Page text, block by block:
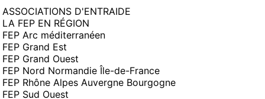
ASSOCIATIONS D'ENTRAIDE
LA FEP EN RÉGION
FEP Arc méditerranéen
FEP Grand Est
FEP Grand Ouest
FEP Nord Normandie Île-de-France
FEP Rhône Alpes Auvergne Bourgogne
FEP Sud Ouest